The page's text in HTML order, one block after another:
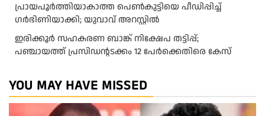
പ്രായപൂർത്തിയാകാത്ത പെൺകുട്ടിയെ പീഡിപ്പിച്ച്
ഗർഭിണിയാക്കി; യുവാവ് അറസ്റ്റിൽ
ഇരിക്കൂർ സഹകരണ ബാങ്ക് നിക്ഷേപ തട്ടിപ്പ്;
പഞ്ചായത്ത് പ്രസിഡൻ്റടക്കം 12 പേർക്കെതിരെ കേസ്
YOU MAY HAVE MISSED